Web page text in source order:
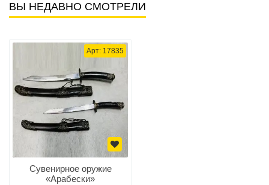
ВЫ НЕДАВНО СМОТРЕЛИ
Арт: 17835
Сувенирное оружие
«Арабески»